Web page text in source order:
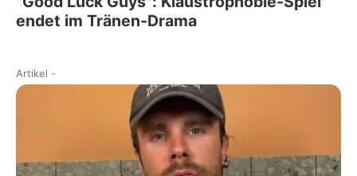
endet im Tränen-Drama
Artikel -